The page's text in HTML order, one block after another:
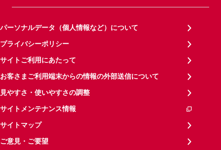
パーソナルデータ（個人情報など）について
プライバシーポリシー
サイトご利用にあたって
お客さまご利用端末からの情報の外部送信について
見やすさ・使いやすさの調整
サイトメンテナンス情報
サイトマップ
ご意見・ご要望